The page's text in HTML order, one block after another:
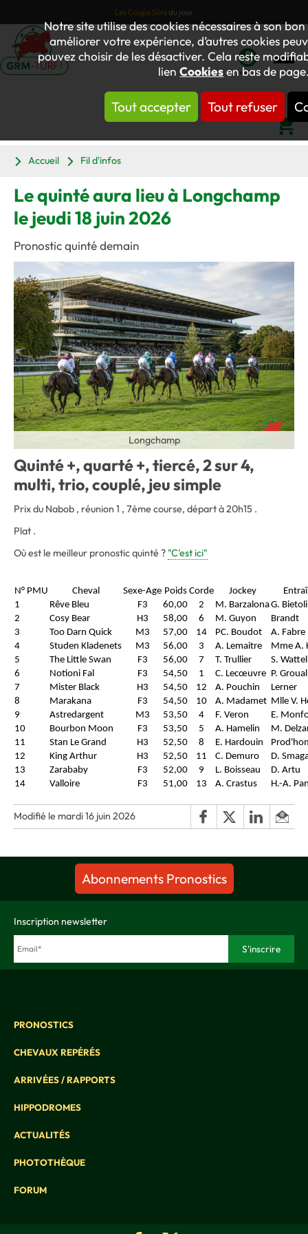
Notre site utilise des cookies nécessaires à son
améliorer votre expérience, d’autres cookies
pouvez choisir de les désactiver. Cela reste
lienCookiesen bas de
Tout accepter Tout refuser
Les Coups Sûrs du jour
Mon
Panier
Accueil
Fil d'infos
Le quinté aura lieu à Longchamp
le jeudi 18 juin 2026
Pronostic quinté demain
Longchamp
Quinté +, quarté +, tiercé, 2 sur 4,
multi, trio, couplé, jeu simple
Prix du Nabob , réunion 1 , 7ème course, départ à 20h15 .
Plat .
Où est le meilleur pronostic quinté ? "C'est ici"
N° PMU Cheval Sexe-Age Poids Corde Jockey
1
Rêve Bleu F3 60,00 2 M. BarzalonaG.
2
Cosy Bear H3 58,00 6 M. Guyon
Brandt
3
Too Darn Quick M3 57,00 14 PC. Boudot
A. Fabre
4
Studen Kladenets M3 56,00 3 A. Lemaitre
Mme A.
5
The Little Swan F3 56,00 7 T. Trullier
S. Wattel
6
Notioni Fal F3 54,50 1 C. Lecœuvre P.
7
Mister Black H3 54,50 12 A. Pouchin
Lerner
8
Marakana F3 54,50 10 A. Madamet Mlle V.
9
Astredargent M3 53,50 4 F. Veron
E.
10
Bourbon Moon F3 53,50 5 A. Hamelin
M.
11
Stan Le Grand H3 52,50 8 E. Hardouin
12
King Arthur H3 52,50 11 C. Demuro
D.
13
Zarababy F3 52,00 9 L. Boisseau
D. Artu
14
Valloire F3 51,00 13 A. Crastus H.-A.
Modifié le mardi 16 juin 2026
Abonnements Pronostics
Inscription newsletter
PRONOSTICS
CHEVAUX REPÉRÉS
ARRIVÉES / RAPPORTS
HIPPODROMES
ACTUALITÉS
PHOTOTHÈQUE
FORUM